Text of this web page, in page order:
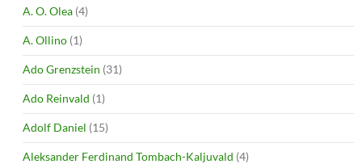
A. O. Olea (4)
A. Ollino (1)
Ado Grenzstein (31)
Ado Reinvald (1)
Adolf Daniel (15)
Aleksander Ferdinand Tombach-Kaljuvald (4)